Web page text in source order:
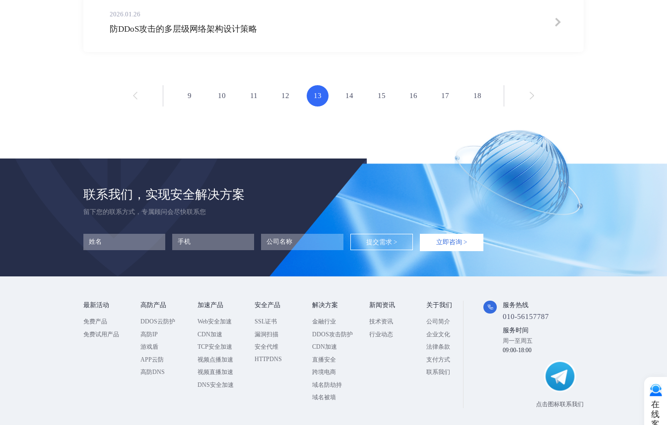
2026.01.26
防DDoS攻击的多层级网络架构设计策略
9 10 11 12 13 14 15 16 17 18
联系我们，实现安全解决方案
留下您的联系方式，专属顾问会尽快联系您
立即咨询 >
最新活动
免费产品
免费试用产品
高防产品
DDOS云防护
高防IP
游戏盾
APP云防
高防DNS
加速产品
Web安全加速
CDN加速
TCP安全加速
视频点播加速
视频直播加速
DNS安全加速
安全产品
SSL证书
漏洞扫描
安全代维
HTTPDNS
解决方案
金融行业
DDOS攻击防护
CDN加速
直播安全
跨境电商
域名防劫持
域名被墙
新闻资讯
技术资讯
行业动态
关于我们
公司简介
企业文化
法律条款
支付方式
联系我们
服务热线
010-56157787
服务时间
周一至周五
09:00-18:00
点击图标联系我们
在
线